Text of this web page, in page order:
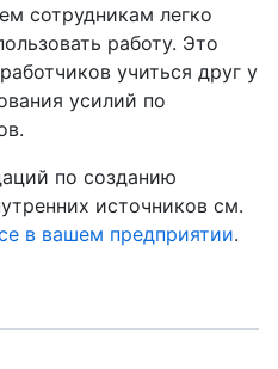
сотрудникам легко
работу. Это
учиться друг у
усилий по
по созданию
источников см.
в вашем предприятии.